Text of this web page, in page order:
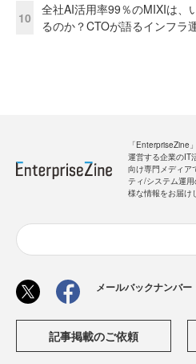
10
全社AI活用率99％のMIXIは、
るのか？CTOが語るインフラ
「EnterpriseZine
運営する企業のIT
向け専門メディア
ティ/システム運
様な情報をお届け
メールバックナンバー
記事掲載のご依頼